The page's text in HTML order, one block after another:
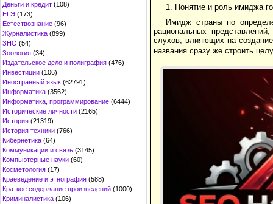
Деньги и кредит (108)
ЕГЭ (173)
Естествознание (96)
Журналистика (899)
ЗНО (54)
Зоология (34)
Издательское дело и полиграфия (476)
Инвестиции (106)
Иностранный язык (62791)
Информатика (3562)
Информатика, программирование (6444)
Исторические личности (2165)
История (21319)
История техники (766)
Кибернетика (64)
Коммуникации и связь (3145)
Компьютерные науки (60)
Косметология (17)
Краеведение и этнография (588)
Краткое содержание произведений (1000)
Криминалистика (106)
1. Понятие и роль имиджа
Имидж страны по
рациональных
слухов, влияющих на
названия сразу же строить